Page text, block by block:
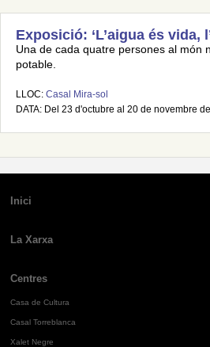
Exposició: ‘L’aigua és vida,
Una de cada quatre persones al món
potable.
LLOC: Casal Mira-sol
DATA: Del 23 d'octubre al 20 de novembre
Inici
La Xarxa
Centres
Casa de Cultura
Casal Torreblanca
Xalet Negre